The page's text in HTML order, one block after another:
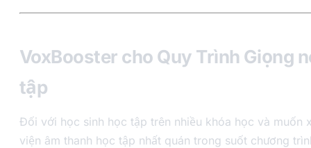
VoxBooster cho Quy Trình Giọng
tập
Đối với học sinh học tập trên nhiều khóa học và muốn
viện âm thanh học tập nhất quán trong suốt chương